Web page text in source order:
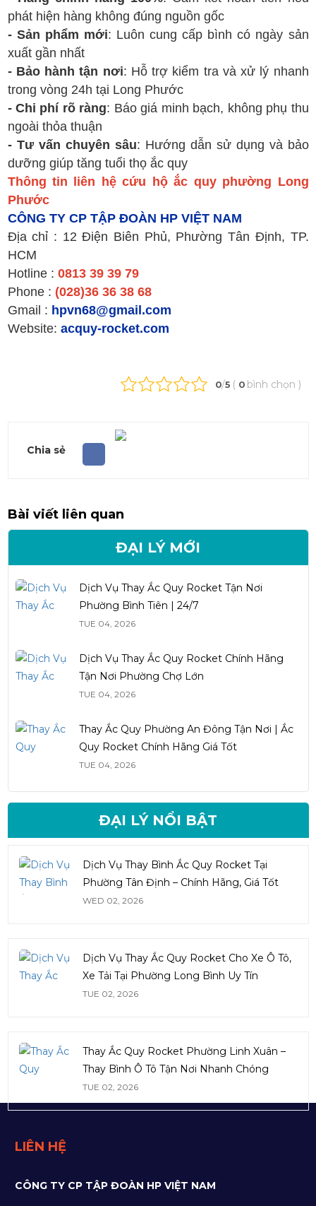
phát hiện hàng không đúng nguồn gốc
- Sản phẩm mới: Luôn cung cấp bình có ngày sản
xuất gần nhất
- Bảo hành tận nơi: Hỗ trợ kiểm tra và xử lý nhanh
trong vòng 24h tại Long Phước
- Chi phí rõ ràng: Báo giá minh bạch, không phụ thu
ngoài thỏa thuận
- Tư vấn chuyên sâu: Hướng dẫn sử dụng và bảo
dưỡng giúp tăng tuổi thọ ắc quy
Thông tin liên hệ cứu hộ ắc quy phường Long
Phước
CÔNG TY CP TẬP ĐOÀN HP VIỆT NAM
Địa chỉ : 12 Điện Biên Phủ, Phường Tân Định, TP.
HCM
Hotline : 0813 39 39 79
Phone : (028)36 36 38 68
Gmail : hpvn68@gmail.com
Website: acquy-rocket.com
0/5 ( 0 bình chọn )
Chia sẻ
Bài viết liên quan
ĐẠI LÝ MỚI
Dịch Vụ Thay Ắc Quy Rocket Tận Nơi
Phường Bình Tiên | 24/7
TUE 04, 2026
Dịch Vụ Thay Ắc Quy Rocket Chính Hãng
Tận Nơi Phường Chợ Lớn
TUE 04, 2026
Thay Ắc Quy Phường An Đông Tận Nơi | Ắc
Quy Rocket Chính Hãng Giá Tốt
TUE 04, 2026
ĐẠI LÝ NỔI BẬT
Dịch Vụ Thay Bình Ắc Quy Rocket Tại
Phường Tân Định – Chính Hãng, Giá Tốt
WED 02, 2026
Dịch Vụ Thay Ắc Quy Rocket Cho Xe Ô Tô,
Xe Tải Tại Phường Long Bình Uy Tín
TUE 02, 2026
Thay Ắc Quy Rocket Phường Linh Xuân –
Thay Bình Ô Tô Tận Nơi Nhanh Chóng
TUE 02, 2026
LIÊN HỆ
CÔNG TY CP TẬP ĐOÀN HP VIỆT NAM